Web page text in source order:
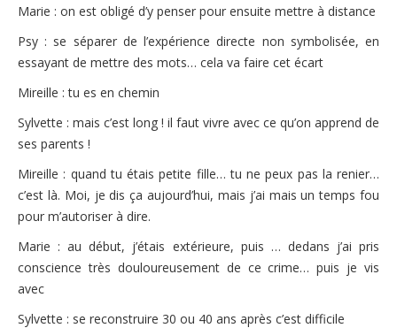
Marie : on est obligé d’y penser pour ensuite mettre à distance
Psy : se séparer de l’expérience directe non symbolisée, en
essayant de mettre des mots… cela va faire cet écart
Mireille : tu es en chemin
Sylvette : mais c’est long ! il faut vivre avec ce qu’on apprend de
ses parents !
Mireille : quand tu étais petite fille… tu ne peux pas la renier…
c’est là. Moi, je dis ça aujourd’hui, mais j’ai mais un temps fou
pour m’autoriser à dire.
Marie : au début, j’étais extérieure, puis … dedans j’ai pris
conscience très douloureusement de ce crime… puis je vis
avec
Sylvette : se reconstruire 30 ou 40 ans après c’est difficile